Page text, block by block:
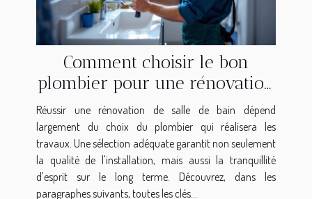
Comment choisir le bon
plombier pour une rénovation
de salle de bain ?
Réussir une rénovation de salle de bain dépend
largement du choix du plombier qui réalisera les
travaux. Une sélection adéquate garantit non seulement
la qualité de l'installation, mais aussi la tranquillité
d'esprit sur le long terme. Découvrez, dans les
paragraphes suivants, toutes les clés...